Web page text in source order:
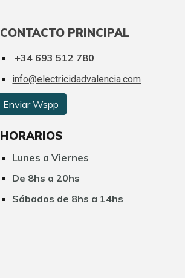
CONTACTO PRINCIPAL
+34 693 512 780
info@electricidadvalencia.com
Enviar Wspp
HORARIOS
Lunes a Viernes
De 8hs a 20hs
Sábados de 8hs a 14hs